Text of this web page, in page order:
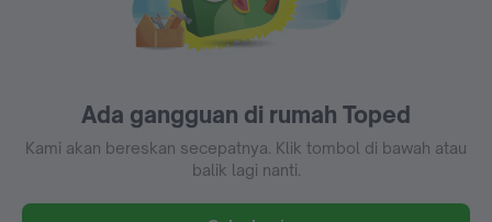
Ada gangguan di rumah Toped
Kami akan bereskan secepatnya. Klik tombol di bawah atau
balik lagi nanti.